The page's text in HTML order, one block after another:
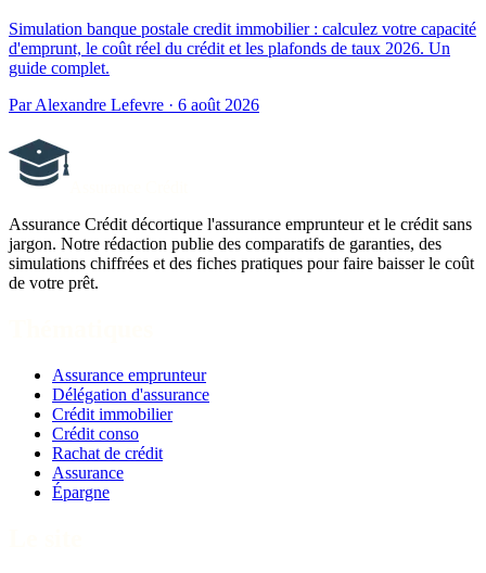
Simulation banque postale credit immobilier : calculez votre capacité
d'emprunt, le coût réel du crédit et les plafonds de taux 2026. Un
guide complet.
Par Alexandre Lefevre · 6 août 2026
Assurance Crédit décortique l'assurance emprunteur et le crédit sans
jargon. Notre rédaction publie des comparatifs de garanties, des
simulations chiffrées et des fiches pratiques pour faire baisser le coût
de votre prêt.
Assurance emprunteur
Délégation d'assurance
Crédit immobilier
Crédit conso
Rachat de crédit
Assurance
Épargne